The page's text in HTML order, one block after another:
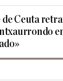
Ceuta